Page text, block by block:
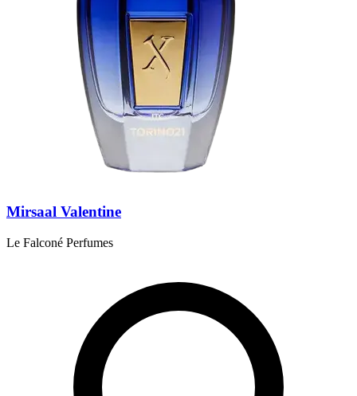
Mirsaal Valentine
Le Falconé Perfumes